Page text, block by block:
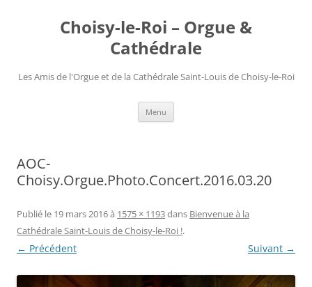
Choisy-le-Roi – Orgue &
Cathédrale
Les Amis de l'Orgue et de la Cathédrale Saint-Louis de Choisy-le-Roi
Menu
AOC-
Choisy.Orgue.Photo.Concert.2016.03.20
Publié le 19 mars 2016à 1575 × 1193dans Bienvenue à la
Cathédrale Saint-Louis de Choisy-le-Roi !.
← Précédent Suivant →